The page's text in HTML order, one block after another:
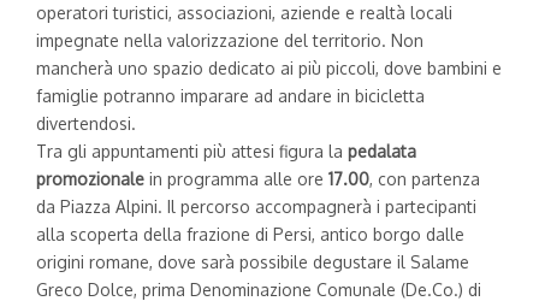
operatori turistici, associazioni, aziende e realtà locali
impegnate nella valorizzazione del territorio. Non
mancherà uno spazio dedicato ai più piccoli, dove bambini e
famiglie potranno imparare ad andare in bicicletta
divertendosi.
Tra gli appuntamenti più attesi figura la pedalata
promozionale in programma alle ore 17.00, con partenza
da Piazza Alpini. Il percorso accompagnerà i partecipanti
alla scoperta della frazione di Persi, antico borgo dalle
origini romane, dove sarà possibile degustare il Salame
Greco Dolce, prima Denominazione Comunale (De.Co.) di